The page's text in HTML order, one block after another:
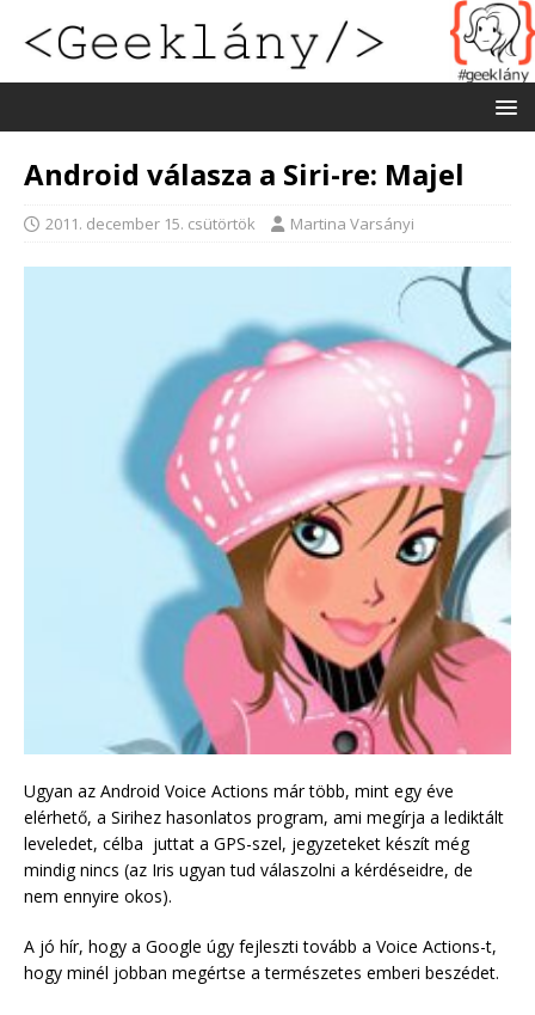
Android válasza a Siri-re: Majel
2011. december 15. csütörtök Martina Varsányi
Ugyan az Android Voice Actions már több, mint egy éve
elérhető, a Sirihez hasonlatos program, ami megírja a lediktált
leveledet, célba juttat a GPS-szel, jegyzeteket készít még
mindig nincs (az Iris ugyan tud válaszolni a kérdéseidre, de
nem ennyire okos).
A jó hír, hogy a Google úgy fejleszti tovább a Voice Actions-t,
hogy minél jobban megértse a természetes emberi beszédet.